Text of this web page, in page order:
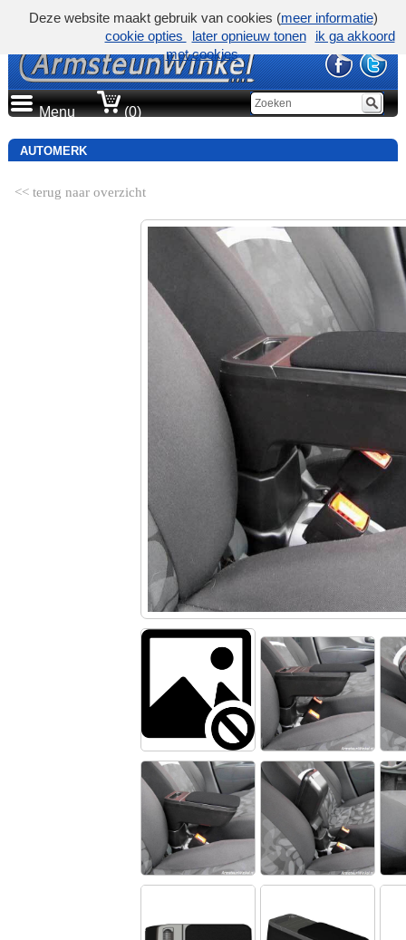
Menu (0)
AUTOMERK
<< terug naar overzicht
Deze website maakt gebruik van cookies (meer informatie)
cookie opties
later opnieuw tonen
ik ga akkoord
met cookies